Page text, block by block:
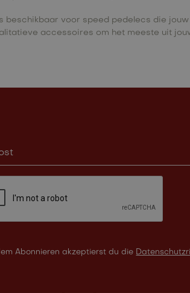
beschikbaar voor speed pedelecs die
accessoires om het meeste uit
Abonnieren akzeptierst du die